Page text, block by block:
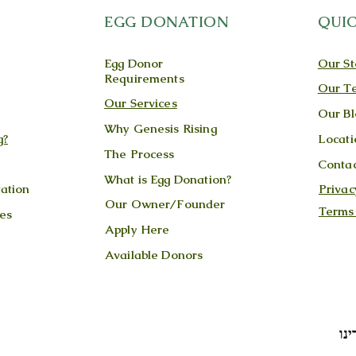
דבר מספק יותר מבחינה מקצועית
EGG DONATION
Egg Donor
Requirements
Our Services
Why Genesis Rising
The Process
What is Egg Donation?
Our Owner/Founder
Apply Here
Available Donors
Our
Our
Our